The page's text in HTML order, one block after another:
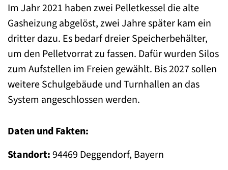
Im Jahr 2021 haben zwei Pelletkessel die alte
Gasheizung abgelöst, zwei Jahre später kam ein
dritter dazu. Es bedarf dreier Speicherbehälter,
um den Pelletvorrat zu fassen. Dafür wurden Silos
zum Aufstellen im Freien gewählt. Bis 2027 sollen
weitere Schulgebäude und Turnhallen an das
System angeschlossen werden.
Daten und Fakten:
Standort:94469 Deggendorf, Bayern